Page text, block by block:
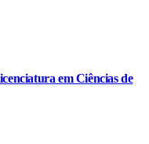
em Ciências de